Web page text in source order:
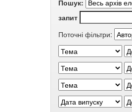
Пошук:
запит
Поточні фільтри: